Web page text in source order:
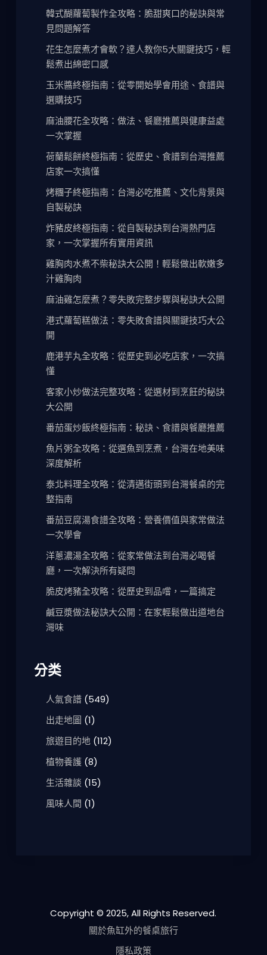
韓式醐蘿蔔製作全攻略：脆甜爽口的秘訣與常
見問題解答
花生怎麼煮才會軟？達人教你5大關鍵技巧，輕
鬆煮出綿密口感
玉米醬終極指南：從零開始學會用途、食譜與
選購技巧
麻油腰花全攻略：做法、餐廳推薦與健康益處
一次掌握
荷蘭鬆餅終極指南：從歷史、食譜到台灣推薦
店家一次搞懂
烤糰子終極指南：台灣必吃推薦、文化背景與
自製秘訣
炸豬皮終極指南：從自製秘訣到台灣熱門店
家，一次掌握所有實用資訊
雞胸肉水煮不柴秘訣大公開！輕鬆做出軟嫩多
汁雞胸肉
麻油雞怎麼煮？零失敗完整步驟與秘訣大公開
港式蘿蔔糕做法：零失敗食譜與關鍵技巧大公
開
鹿港芋丸全攻略：從歷史到必吃店家，一次搞
懂
客家小炒做法完整攻略：從選材到烹飪的秘訣
大公開
番茄蛋炒飯終極指南：秘訣、食譜與餐廳推薦
魚片粥全攻略：從選魚到烹煮，台灣在地美味
深度解析
泰北料理全攻略：從清邁街頭到台灣餐桌的完
整指南
番茄豆腐湯食譜全攻略：營養價值與家常做法
一次學會
洋蔥濃湯全攻略：從家常做法到台灣必喝餐
廳，一次解決所有疑問
脆皮烤豬全攻略：從歷史到品嚐，一篇搞定
鹹豆漿做法秘訣大公開：在家輕鬆做出道地台
灣味
分类
人氣食譜(549)
出走地圖 (1)
旅遊目的地(112)
植物養護(8)
生活雜談 (15)
風味人間 (1)
Copyright © 2025, All Rights Reserved.
關於魚缸外的餐桌旅行
隱私政策